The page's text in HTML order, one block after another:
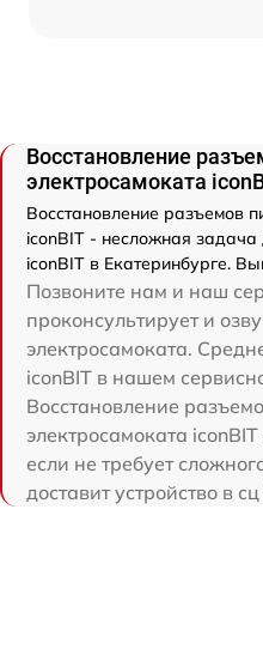
Восстановление
электросамоката
Восстановление разъемов
iconBIT - несложная
iconBIT в Екатеринбурге.
Позвоните нам и наш
проконсультирует и
электросамоката.
iconBIT в нашем
Восстановление
электросамоката
если не требует
доставит устройство в